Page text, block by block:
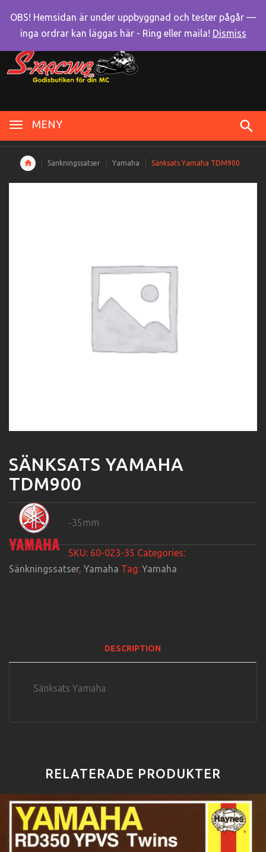
MENY
Sänkningssatser Yamaha Sänksats Yamaha TDM900
SÄNKSATS YAMAHA
TDM900
-35mm
SKU: 60-023-35 Categories:
Sänkningssatser, Yamaha Tag: Yamaha
DESCRIPTION
Sänksats Yamaha
RELATERADE PRODUKTER
OBS! Hemsidan är under uppbyggnad och tester pågår —
inga ordrar kan läggas här - Ring eller maila! Dismiss